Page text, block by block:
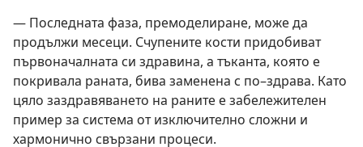
— Последната фаза, премоделиране, може да
продължи месеци. Счупените кости придобиват
първоначалната си здравина, а тъканта, която е
покривала раната, бива заменена с по–здрава. Като
цяло заздравяването на раните е забележителен
пример за система от изключително сложни и
хармонично свързани процеси.